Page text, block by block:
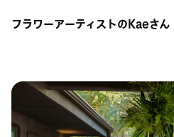
フラワーアーティストのKaeさん